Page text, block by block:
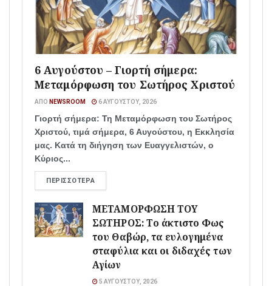
6 Αυγούστου – Γιορτή σήμερα:
Μεταμόρφωση του Σωτήρος Χριστού
ΑΠΌ NEWSROOM 6 ΑΥΓΟΎΣΤΟΥ, 2026
Γιορτή σήμερα: Τη Μεταμόρφωση του Σωτήρος
Χριστού, τιμά σήμερα, 6 Αυγούστου, η Εκκλησία
μας. Κατά τη διήγηση των Ευαγγελιστών, ο
Κύριος...
ΠΕΡΙΣΣΌΤΕΡΑ
ΜΕΤΑΜΟΡΦΩΣΗ ΤΟΥ
ΣΩΤΗΡΟΣ: Το άκτιστο Φως
του Θαβώρ, τα ευλογημένα
σταφύλια και οι διδαχές των
Αγίων
5 ΑΥΓΟΎΣΤΟΥ, 2026